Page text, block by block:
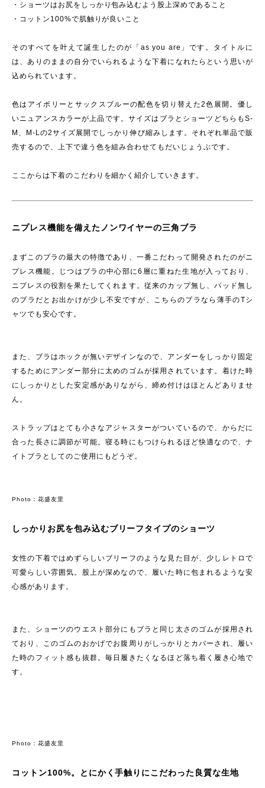
・ショーツはお尻をしっかり包み込むよう股上深めであること
・コットン100%で肌触りが良いこと
そのすべてを叶えて誕生したのが「as you are」です。タイトルに
は、ありのままの自分でいられるような下着になれたらという思いが
込められています。
色はアイボリーとサックスブルーの配色を切り替えた2色展開。優し
いニュアンスカラーが上品です。サイズはブラとショーツどちらもS-
M、M-Lの2サイズ展開でしっかり伸び縮みします。それぞれ単品で販
売するので、上下で違う色を組み合わせてもだいじょうぶです。
ここからは下着のこだわりを細かく紹介していきます。
ニプレス機能を備えたノンワイヤーの三角ブラ
まずこのブラの最大の特徴であり、一番こだわって開発されたのがニ
プレス機能。じつはブラの中心部に6層に重ねた生地が入っており、
ニプレスの役割を果たしてくれます。従来のカップ無し、パッド無し
のブラだとお出かけが少し不安ですが、こちらのブラなら薄手のTシ
ャツでも安心です。
また、ブラはホックが無いデザインなので、アンダーをしっかり固定
するためにアンダー部分に太めのゴムが採用されています。着けた時
にしっかりとした安定感がありながら、締め付けはほとんどありませ
ん。
ストラップはとても小さなアジャスターがついているので、からだに
合った長さに調節が可能。寝る時にもつけられるほど快適なので、ナ
イトブラとしてのご使用にもどうぞ。
Photo：花盛友里
しっかりお尻を包み込むブリーフタイプのショーツ
女性の下着ではめずらしいブリーフのような見た目が、少しレトロで
可愛らしい雰囲気。股上が深めなので、履いた時に包まれるような安
心感があります。
また、ショーツのウエスト部分にもブラと同じ太さのゴムが採用され
ており、このゴムのおかげでお腹周りがしっかりとカバーされ、履い
た時のフィット感も抜群。毎日履きたくなるほど落ち着く履き心地で
す。
Photo：花盛友里
コットン100%。とにかく手触りにこだわった良質な生地